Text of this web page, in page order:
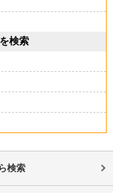
検索
検索